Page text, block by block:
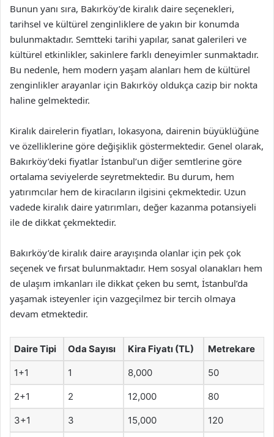
Bunun yanı sıra, Bakırköy’de kiralık daire seçenekleri,
tarihsel ve kültürel zenginliklere de yakın bir konumda
bulunmaktadır. Semtteki tarihi yapılar, sanat galerileri ve
kültürel etkinlikler, sakinlere farklı deneyimler sunmaktadır.
Bu nedenle, hem modern yaşam alanları hem de kültürel
zenginlikler arayanlar için Bakırköy oldukça cazip bir nokta
haline gelmektedir.
Kiralık dairelerin fiyatları, lokasyona, dairenin büyüklüğüne
ve özelliklerine göre değişiklik göstermektedir. Genel olarak,
Bakırköy’deki fiyatlar İstanbul’un diğer semtlerine göre
ortalama seviyelerde seyretmektedir. Bu durum, hem
yatırımcılar hem de kiracıların ilgisini çekmektedir. Uzun
vadede kiralık daire yatırımları, değer kazanma potansiyeli
ile de dikkat çekmektedir.
Bakırköy’de kiralık daire arayışında olanlar için pek çok
seçenek ve fırsat bulunmaktadır. Hem sosyal olanakları hem
de ulaşım imkanları ile dikkat çeken bu semt, İstanbul’da
yaşamak isteyenler için vazgeçilmez bir tercih olmaya
devam etmektedir.
Daire Tipi Oda Sayısı Kira Fiyatı (TL) Metrekare
1+1 1 8,000 50
2+1 2 12,000 80
3+1 3 15,000 120